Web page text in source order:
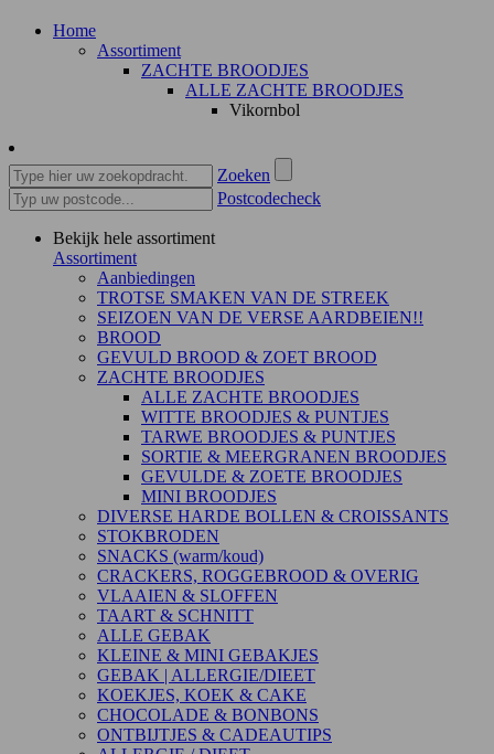
Home
Assortiment
ZACHTE BROODJES
ALLE ZACHTE BROODJES
Vikornbol
Zoeken
Postcodecheck
Bekijk hele assortiment
Assortiment
Aanbiedingen
TROTSE SMAKEN VAN DE STREEK
SEIZOEN VAN DE VERSE AARDBEIEN!!
BROOD
GEVULD BROOD & ZOET BROOD
ZACHTE BROODJES
ALLE ZACHTE BROODJES
WITTE BROODJES & PUNTJES
TARWE BROODJES & PUNTJES
SORTIE & MEERGRANEN BROODJES
GEVULDE & ZOETE BROODJES
MINI BROODJES
DIVERSE HARDE BOLLEN & CROISSANTS
STOKBRODEN
SNACKS (warm/koud)
CRACKERS, ROGGEBROOD & OVERIG
VLAAIEN & SLOFFEN
TAART & SCHNITT
ALLE GEBAK
KLEINE & MINI GEBAKJES
GEBAK | ALLERGIE/DIEET
KOEKJES, KOEK & CAKE
CHOCOLADE & BONBONS
ONTBIJTJES & CADEAUTIPS